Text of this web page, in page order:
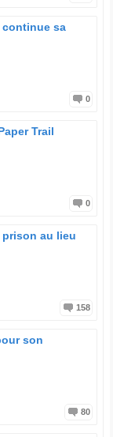
continue sa
0
Trail
0
prison au lieu
158
son
80